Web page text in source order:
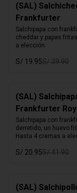
(SAL)
Frankfurter
Salchipapa con
cheddar y papas
a elección.
S/ 19.95S/ 39.90
(SAL)
Frankfurter
Salchipapa con
derretido, un huevo
Hasta 4 cremas a
S/ 20.95S/ 41.90
(SAL)